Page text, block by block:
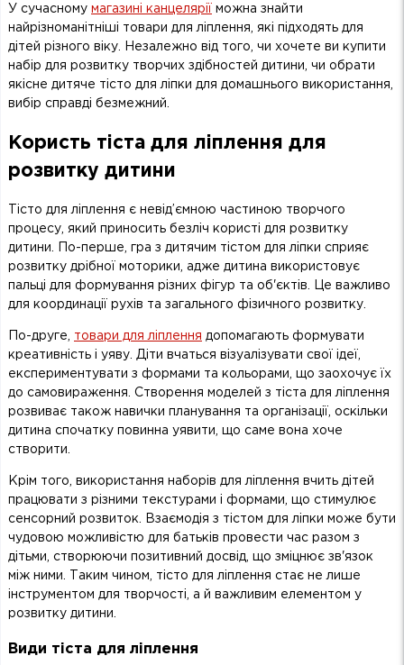
У сучасному магазині канцелярії
можна знайти
найрізноманітніші товари для ліплення, які підходять для
дітей різного віку. Незалежно від того, чи хочете ви купити
набір для розвитку творчих здібностей дитини, чи обрати
якісне дитяче тісто для ліпки для домашнього використання,
вибір справді безмежний.
Користь тіста для ліплення для
розвитку дитини
Тісто для ліплення є невід’ємною частиною творчого
процесу, який приносить безліч користі для розвитку
дитини. По-перше, гра з дитячим тістом для ліпки сприяє
розвитку дрібної моторики, адже дитина використовує
пальці для формування різних фігур та об'єктів. Це важливо
для координації рухів та загального фізичного розвитку.
По-друге, товари для ліплення допомагають формувати
креативність і уяву. Діти вчаться візуалізувати свої ідеї,
експериментувати з формами та кольорами, що заохочує їх
до самовираження. Створення моделей з тіста для ліплення
розвиває також навички планування та організації, оскільки
дитина спочатку повинна уявити, що саме вона хоче
створити.
Крім того, використання наборів для ліплення вчить дітей
працювати з різними текстурами і формами, що стимулює
сенсорний розвиток. Взаємодія з тістом для ліпки може бути
чудовою можливістю для батьків провести час разом з
дітьми, створюючи позитивний досвід, що зміцнює зв'язок
між ними. Таким чином, тісто для ліплення стає не лише
інструментом для творчості, а й важливим елементом у
розвитку дитини.
Види тіста для ліплення